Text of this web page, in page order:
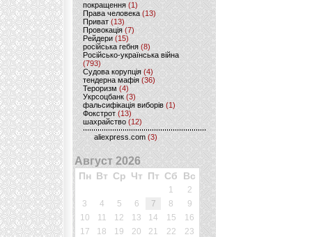
покращення (1)
Права человека(13)
Приват (13)
Провокація (7)
Рейдери (15)
російська гебня (8)
Російсько-українська війна
(793)
Судова корупція (4)
тендерна мафія (36)
Тероризм (4)
Укрсоцбанк (3)
фальсифікація виборів (1)
Фокстрот(13)
шахрайство (12)
aliexpress.com (3)
Август 2026
Пн Вт Ср Чт Пт Сб Вс
1
2
3
4 5 6 7 8
9
10
11 12 13 14 15
16
17
18 19 20 21 22
23